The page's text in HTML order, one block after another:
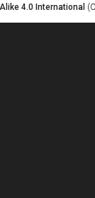
4.0 International